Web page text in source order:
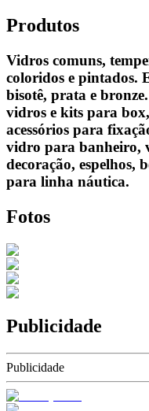
Produtos
Vidros comuns,
coloridos e pintados.
bisotê, prata e
vidros e kits para
acessórios para
vidro para banheiro,
decoração, espelhos,
para linha náutica.
Fotos
Publicidade
Publicidade